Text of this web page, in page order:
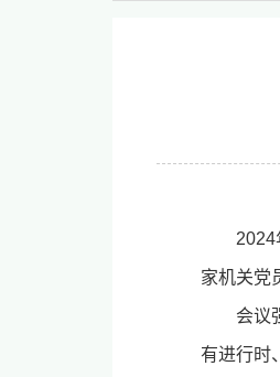
2024
家机关党
会议
有进行时